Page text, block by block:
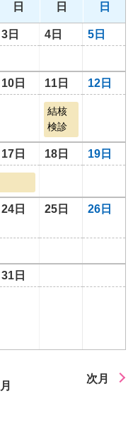
日
日
日
3日 4日 5日
10日 11日 12日
結核
検診
17日 18日 19日
24日 25日 26日
31日
月
次月